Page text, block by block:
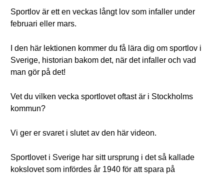
Sportlov är ett en veckas långt lov som infaller under
februari eller mars.
I den här lektionen kommer du få lära dig om sportlov i
Sverige, historian bakom det, när det infaller och vad
man gör på det!
Vet du vilken vecka sportlovet oftast är i Stockholms
kommun?
Vi ger er svaret i slutet av den här videon.
Sportlovet i Sverige har sitt ursprung i det så kallade
kokslovet som infördes år 1940 för att spara på